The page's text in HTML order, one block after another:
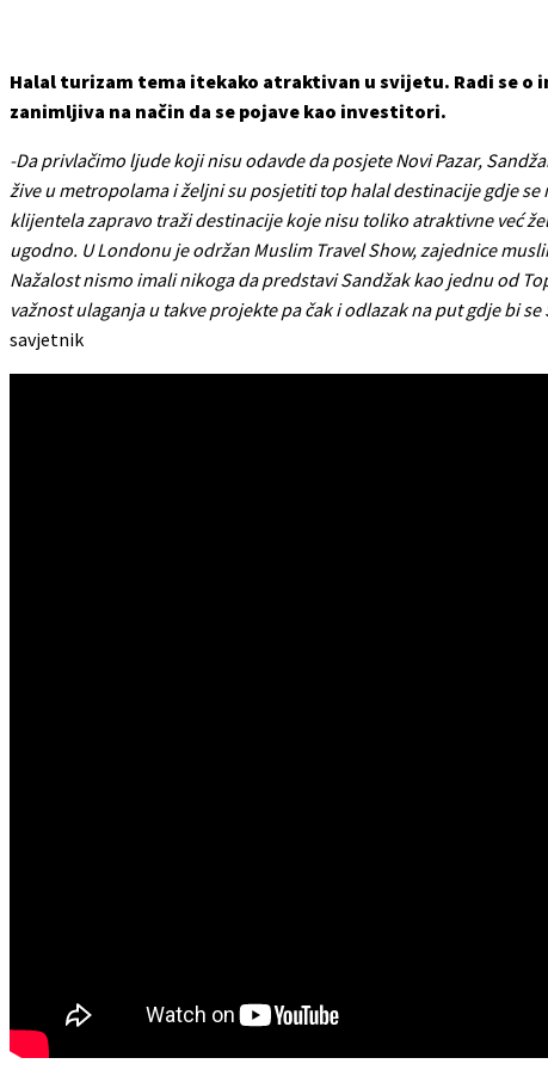
Halal turizam tema itekako atraktivan u svijetu. Radi se
zanimljiva na način da se pojave kao investitori.
-Da privlačimo ljude koji nisu odavde da posjete Novi Pazar,
žive u metropolama i željni su posjetiti top halal destinacije gdje
klijentela zapravo traži destinacije koje nisu toliko atraktivne već
ugodno. U Londonu je održan Muslim Travel Show, zajednice
Nažalost nismo imali nikoga da predstavi Sandžak kao jednu od
važnost ulaganja u takve projekte pa čak i odlazak na put gdje bi
savjetnik